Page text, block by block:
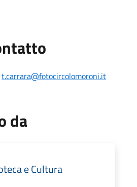
t.carrara@fotocircolomoroni.it
da
e Cultura